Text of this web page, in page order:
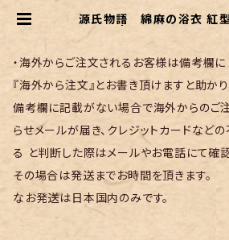
源氏物語 綿麻の浴衣 紅
・海外からご注文されるお客様は備考欄に
『海外から注文』とお書き頂けますと助かり
備考欄に記載がない場合で海外からのご
らせメールが届き、クレジットカードなど
る と判断した際はメールやお電話にて確
その場合は発送までお時間を頂きます。
なお発送は日本国内のみです。